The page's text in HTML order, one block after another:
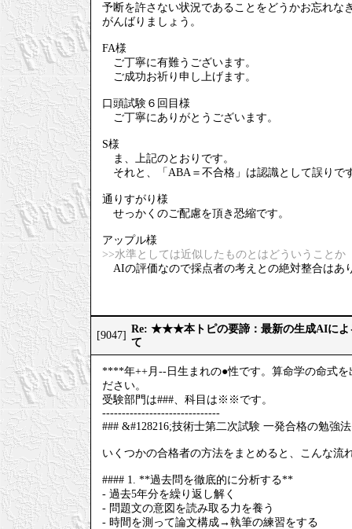
予断を許さない状況であることをどうかお忘れな
がんばりましょう。
FA様
ご丁寧に有難うございます。
ご成功お祈り申し上げます。
口頭試験６回目様
ご丁寧にありがとうございます。
S様
ま、上記のとおりです。
それと、「ABA＝不合格」は認識として誤りで
通りすがり様
せっかくのご配慮を頂き恐縮です。
アップル様
>>水準としては近似したものとはどういうことか
AIの評価なので採点者の考えとの絶対整合はあ
[9047]
Re: ★★★本トピの要諦：最新の生成AIによ
て
****年++月--日生まれの●性です。算命学の命式
ださい。
受験部門は###、科目は※※です。
------------------------------
### &#128216;技術士第二次試験 一発合格の勉強法
いくつかの合格者の方法をまとめると、こんな流
#### 1. **過去問を徹底的に分析する**
- 過去5年分を繰り返し解く
- 問題文の意図を読み取る力を養う
- 時間を測って論文構成→執筆の練習をする